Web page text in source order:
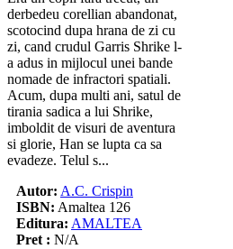
derbedeu corellian abandonat,
scotocind dupa hrana de zi cu
zi, cand crudul Garris Shrike l-
a adus in mijlocul unei bande
nomade de infractori spatiali.
Acum, dupa multi ani, satul de
tirania sadica a lui Shrike,
imboldit de visuri de aventura
si glorie, Han se lupta ca sa
evadeze. Telul s...
Autor: A.C. Crispin
ISBN: Amaltea 126
Editura: AMALTEA
Pret : N/A